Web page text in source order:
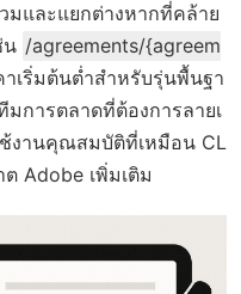
มและแยกต่างหากที่คล้าย
น /agreements/{agreem
าเริ่มต้นต่ำสำหรับรุ่นพื้นฐา
การตลาดที่ต้องการลายเ
ช้งานคุณสมบัติที่เหมือน CL
Adobe เพิ่มเติม